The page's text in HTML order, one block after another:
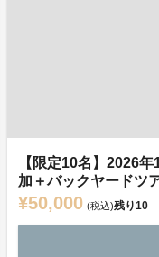
【限定10名】2026
加＋バックヤードツ
¥50,000 (税込)残り10